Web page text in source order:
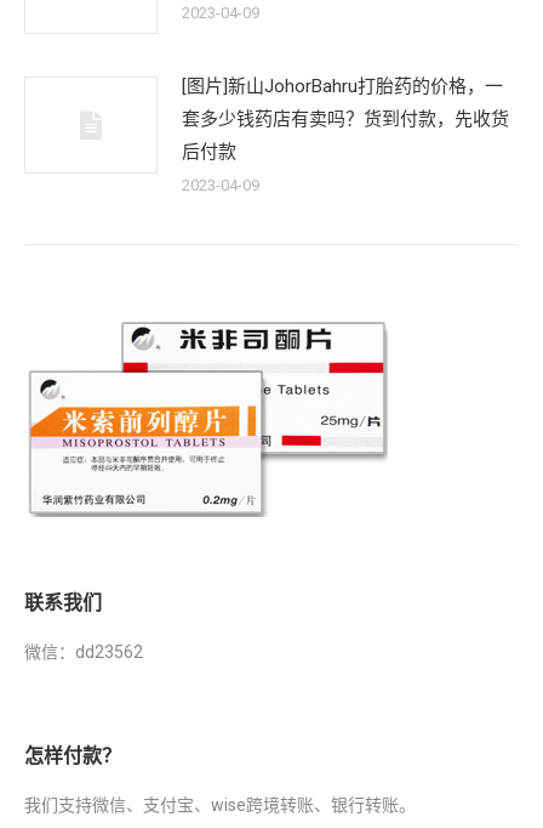
2023-04-09
[图片]新山JohorBahru打胎药的价格，一
套多少钱药店有卖吗？货到付款，先收货
后付款
2023-04-09
联系我们
微信：dd23562
怎样付款？
我们支持微信、支付宝、wise跨境转账、银行转账。